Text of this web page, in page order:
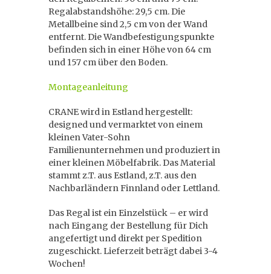
Regalabstandshöhe: 29,5 cm. Die
Metallbeine sind 2,5 cm von der Wand
entfernt. Die Wandbefestigungspunkte
befinden sich in einer Höhe von 64 cm
und 157 cm über den Boden.
Montageanleitung
CRANE wird in Estland hergestellt:
designed und vermarktet von einem
kleinen Vater-Sohn
Familienunternehmen und produziert in
einer kleinen Möbelfabrik. Das Material
stammt z.T. aus Estland, z.T. aus den
Nachbarländern Finnland oder Lettland.
Das Regal ist ein Einzelstück – er wird
nach Eingang der Bestellung für Dich
angefertigt und direkt per Spedition
zugeschickt. Lieferzeit beträgt dabei 3-4
Wochen!